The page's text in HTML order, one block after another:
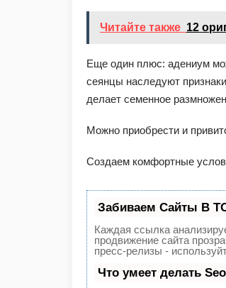
Читайте также 12
Еще один плюс: адениум
сеянцы наследуют
делает семенное
Можно приобрести и
Создаем комфортные
Забиваем Сайты В
Каждая ссылка
продвижение сайта
пресс-релизы -
Что умеет делать